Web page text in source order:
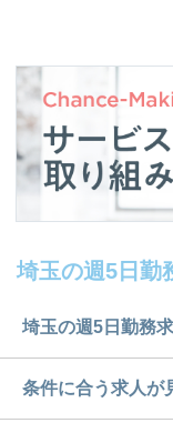
埼玉の週5日勤
埼玉の週5日勤務
埼玉の週5日勤
人があるかぜひ
条件に合う求人